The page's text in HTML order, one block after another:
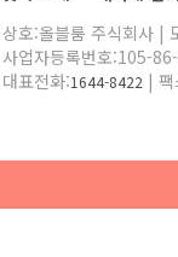
상호:올블룸 주식회사 |
사업자등록번호:105-
대표전화:1644-8422 |